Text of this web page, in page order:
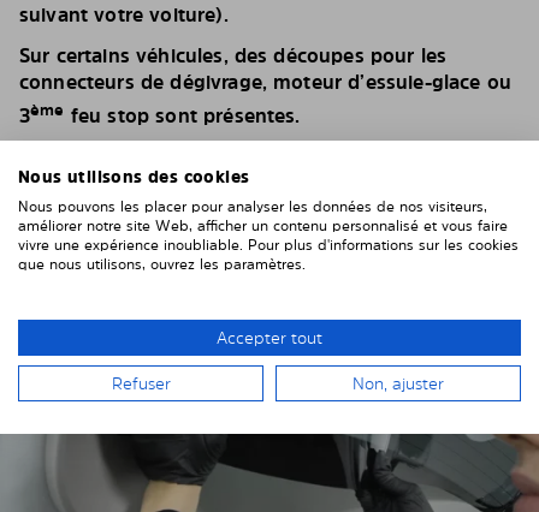
suivant votre voiture).
Sur certains véhicules, des découpes pour les
connecteurs de dégivrage, moteur d’essuie-glace ou
3ème feu stop sont présentes.
Nous utilisons des cookies
Nous pouvons les placer pour analyser les données de nos visiteurs,
améliorer notre site Web, afficher un contenu personnalisé et vous faire
vivre une expérience inoubliable. Pour plus d'informations sur les cookies
que nous utilisons, ouvrez les paramètres.
Accepter tout
Refuser Non, ajuster